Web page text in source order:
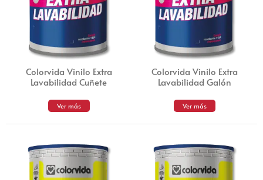
Colorvida Vinilo Extra
Lavabilidad Cuñete
Ver más
Colorvida Vinilo Extra
Lavabilidad Galón
Ver más